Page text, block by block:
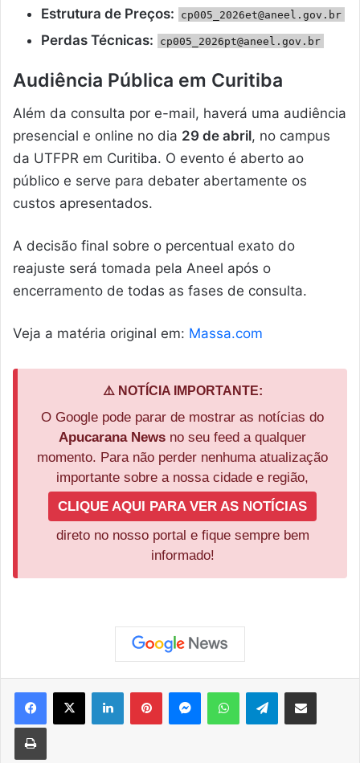
Estrutura de Preços: cp005_2026et@aneel.gov.br
Perdas Técnicas: cp005_2026pt@aneel.gov.br
Audiência Pública em Curitiba
Além da consulta por e-mail, haverá uma audiência
presencial e online no dia 29 de abril, no campus
da UTFPR em Curitiba. O evento é aberto ao
público e serve para debater abertamente os
custos apresentados.
A decisão final sobre o percentual exato do
reajuste será tomada pela Aneel após o
encerramento de todas as fases de consulta.
Veja a matéria original em: Massa.com
⚠️ NOTÍCIA IMPORTANTE:
O Google pode parar de mostrar as notícias do
Apucarana News no seu feed a qualquer
momento. Para não perder nenhuma atualização
importante sobre a nossa cidade e região,
CLIQUE AQUI PARA VER AS NOTÍCIAS
direto no nosso portal e fique sempre bem
informado!
Facebook
X LinkedinPinterestMessengerWhatsAppTelegramCompartilhar via e-mail
Imprimir